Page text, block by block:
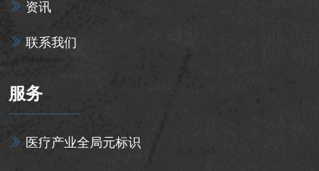
资讯
联系我们
服务
医疗产业全局元标识